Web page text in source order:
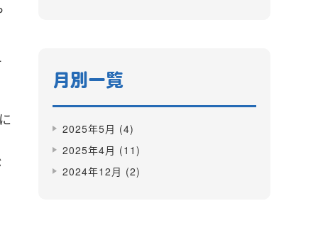
月別一覧
2025年5月 (4)
2025年4月 (11)
2024年12月 (2)